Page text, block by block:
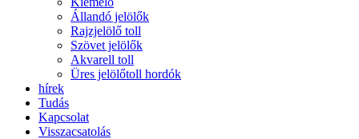
Állandó jelölők
Rajzjelölő toll
Szövet jelölők
Akvarell toll
Üres jelölőtoll hordók
hírek
Tudás
Kapcsolat
Visszacsatolás